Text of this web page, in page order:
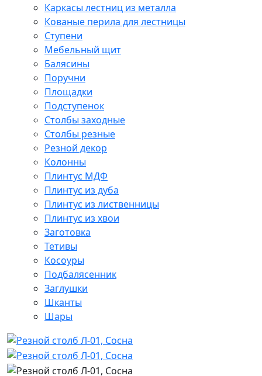
Каркасы лестниц из металла
Кованые перила для лестницы
Ступени
Мебельный щит
Балясины
Поручни
Площадки
Подступенок
Столбы заходные
Столбы резные
Резной декор
Колонны
Плинтус МДФ
Плинтус из дуба
Плинтус из лиственницы
Плинтус из хвои
Заготовка
Тетивы
Косоуры
Подбалясенник
Заглушки
Шканты
Шары